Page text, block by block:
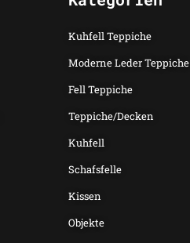
Kuhfell Teppiche
Moderne Leder Teppiche
Fell Teppiche
Teppiche/Decken
Kuhfell
Schafsfelle
Kissen
Objekte